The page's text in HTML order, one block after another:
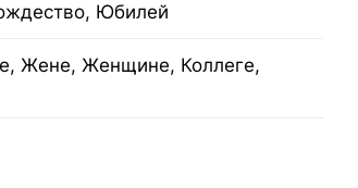
Юбилей
Жене, Женщине, Коллеге,